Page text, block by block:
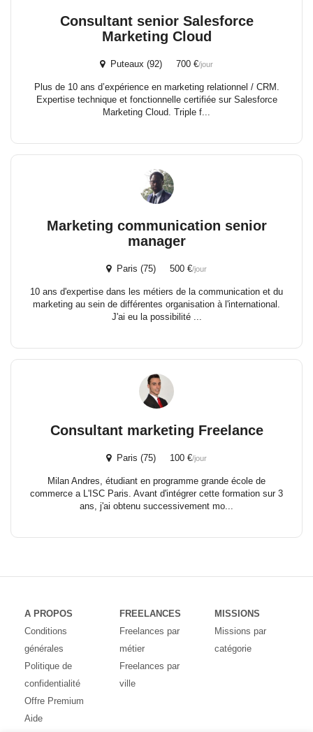
Consultant senior Salesforce
Marketing Cloud
Puteaux (92) 700 €/jour
Plus de 10 ans d’expérience en marketing relationnel / CRM.
Expertise technique et fonctionnelle certifiée sur Salesforce
Marketing Cloud. Triple f...
Marketing communication senior
manager
Paris (75) 500 €/jour
10 ans d'expertise dans les métiers de la communication et du
marketing au sein de différentes organisation à l'international.
J'ai eu la possibilité ...
Consultant marketing Freelance
Paris (75) 100 €/jour
Milan Andres, étudiant en programme grande école de
commerce a L'ISC Paris. Avant d'intégrer cette formation sur 3
ans, j'ai obtenu successivement mo...
A PROPOS
Conditions
générales
Politique de
confidentialité
Offre Premium
Aide
FREELANCES
Freelances par
métier
Freelances par
ville
MISSIONS
Missions par
catégorie